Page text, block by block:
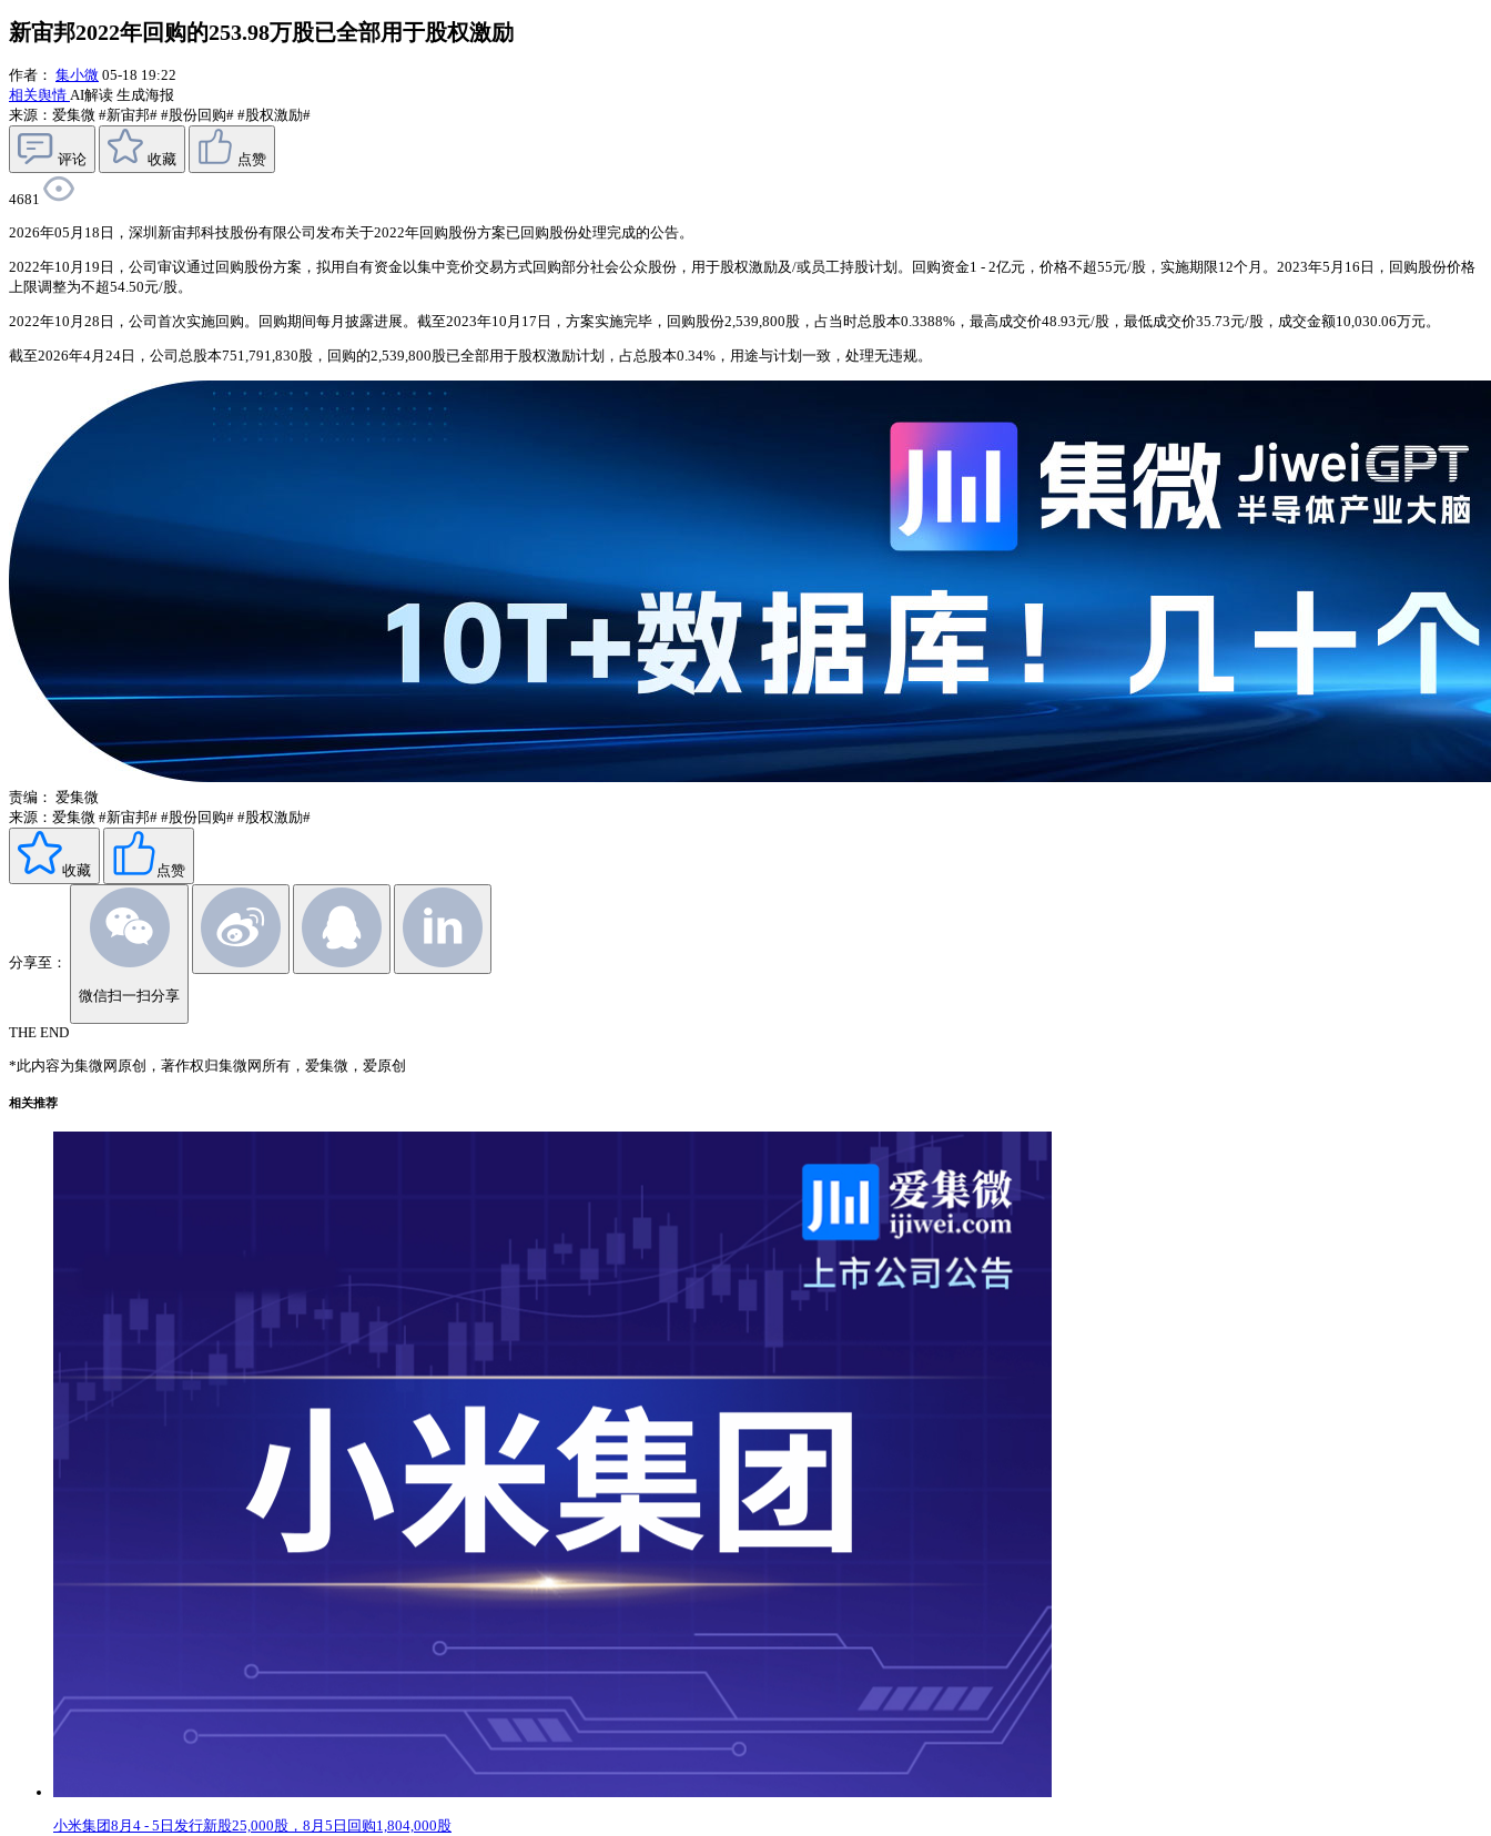
新宙邦2022年回购的253.98万股已全部用于股权激励
作者： 集小微 05-18 19:22
相关舆情 AI解读 生成海报
来源：爱集微 #新宙邦# #股份回购# #股权激励#
评论 收藏 点赞
4681
2026年05月18日，深圳新宙邦科技股份有限公司发布关于2022年回购股份方案已回购股份处理完成的公告。
2022年10月19日，公司审议通过回购股份方案，拟用自有资金以集中竞价交易方式回购部分社会公众股份，用于股权激励及/或员工持股计划。回购资金1 - 2亿元，价格不超55元/股，实施期限12个月。2023年5月16日，回购股份价格
上限调整为不超54.50元/股。
2022年10月28日，公司首次实施回购。回购期间每月披露进展。截至2023年10月17日，方案实施完毕，回购股份2,539,800股，占当时总股本0.3388%，最高成交价48.93元/股，最低成交价35.73元/股，成交金额10,030.06万元。
截至2026年4月24日，公司总股本751,791,830股，回购的2,539,800股已全部用于股权激励计划，占总股本0.34%，用途与计划一致，处理无违规。
责编： 爱集微
来源：爱集微 #新宙邦# #股份回购# #股权激励#
收藏 点赞
分享至：
微信扫一扫分享
THE END
*此内容为集微网原创，著作权归集微网所有，爱集微，爱原创
相关推荐
小米集团8月4 - 5日发行新股25,000股，8月5日回购1,804,000股